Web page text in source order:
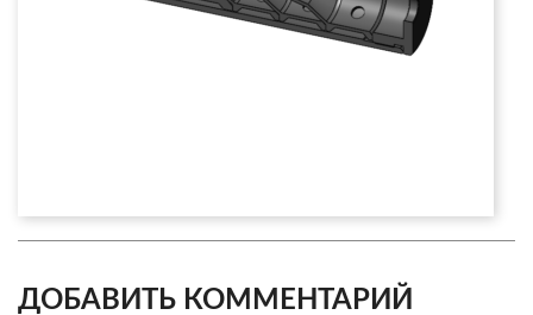
ДОБАВИТЬ КОММЕНТАРИЙ